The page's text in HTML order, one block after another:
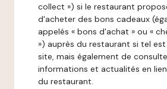
collect ») si le restaurant
d'acheter des bons cadeaux
appelés « bons d'achat » ou «
») auprès du restaurant si tel
site, mais également de
informations et actualités en
du restaurant.